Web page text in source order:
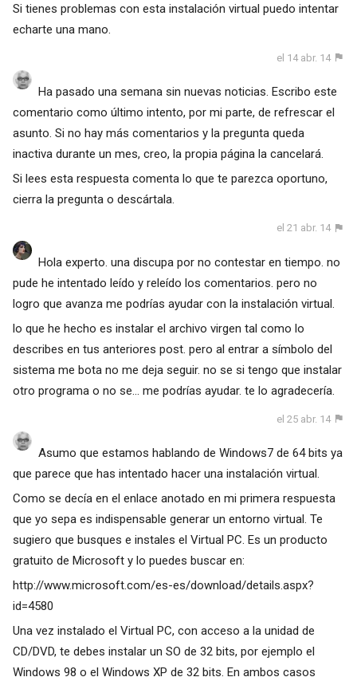
Si tienes problemas con esta instalación virtual puedo intentar
echarte una mano.
el 14 abr. 14
Ha pasado una semana sin nuevas noticias. Escribo este
comentario como último intento, por mi parte, de refrescar el
asunto. Si no hay más comentarios y la pregunta queda
inactiva durante un mes, creo, la propia página la cancelará.
Si lees esta respuesta comenta lo que te parezca oportuno,
cierra la pregunta o descártala.
el 21 abr. 14
Hola experto. una discupa por no contestar en tiempo. no
pude he intentado leído y releído los comentarios. pero no
logro que avanza me podrías ayudar con la instalación virtual.
lo que he hecho es instalar el archivo virgen tal como lo
describes en tus anteriores post. pero al entrar a símbolo del
sistema me bota no me deja seguir. no se si tengo que instalar
otro programa o no se... me podrías ayudar. te lo agradecería.
el 25 abr. 14
Asumo que estamos hablando de Windows7 de 64 bits ya
que parece que has intentado hacer una instalación virtual.
Como se decía en el enlace anotado en mi primera respuesta
que yo sepa es indispensable generar un entorno virtual. Te
sugiero que busques e instales el Virtual PC. Es un producto
gratuito de Microsoft y lo puedes buscar en:
http://www.microsoft.com/es-es/download/details.aspx?
id=4580
Una vez instalado el Virtual PC, con acceso a la unidad de
CD/DVD, te debes instalar un SO de 32 bits, por ejemplo el
Windows 98 o el Windows XP de 32 bits. En ambos casos